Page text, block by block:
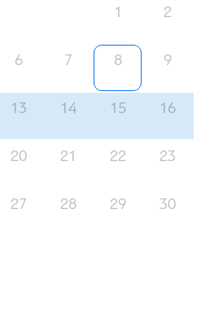
1
2
6 7 8 9
13 14 15 16
20 21 22 23
27 28 29 30